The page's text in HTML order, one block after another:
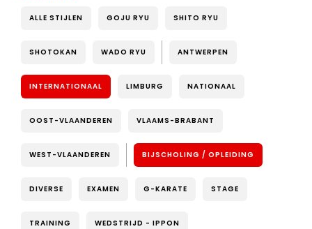
ALLE STIJLEN GOJU RYU SHITO RYU
SHOTOKAN WADO RYU ANTWERPEN
INTERNATIONAAL LIMBURG NATIONAAL
OOST-VLAANDEREN VLAAMS-BRABANT
WEST-VLAANDEREN BIJSCHOLING / OPLEIDING
DIVERSE EXAMEN G-KARATE STAGE
TRAINING WEDSTRIJD - IPPON